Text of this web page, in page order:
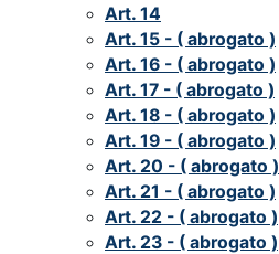
Art. 14
Art. 15 - ( abrogato )
Art. 16 - ( abrogato )
Art. 17 - ( abrogato )
Art. 18 - ( abrogato )
Art. 19 - ( abrogato )
Art. 20 - ( abrogato )
Art. 21 - ( abrogato )
Art. 22 - ( abrogato )
Art. 23 - ( abrogato )